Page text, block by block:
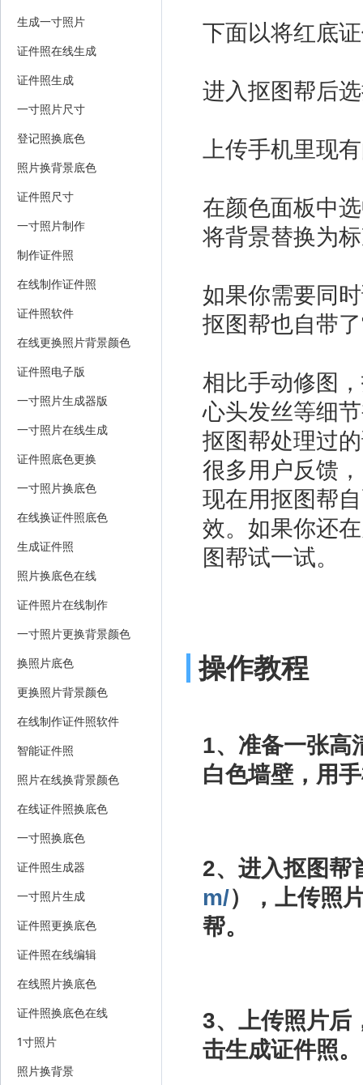
生成一寸照片
证件照在线生成
证件照生成
一寸照片尺寸
登记照换底色
照片换背景底色
证件照尺寸
一寸照片制作
制作证件照
在线制作证件照
证件照软件
在线更换照片背景颜色
证件照电子版
一寸照片生成器版
一寸照片在线生成
证件照底色更换
一寸照片换底色
在线换证件照底色
生成证件照
照片换底色在线
证件照片在线制作
一寸照片更换背景颜色
换照片底色
更换照片背景颜色
在线制作证件照软件
智能证件照
照片在线换背景颜色
在线证件照换底色
一寸照换底色
证件照生成器
一寸照片生成
证件照更换底色
证件照在线编辑
在线照片换底色
证件照换底色在线
1寸照片
照片换背景
下面以将红底
进入抠图帮后
上传手机里现
在颜色面板中
将背景替换为
如果你需要同
抠图帮也自带
相比手动修图
心头发丝等细
抠图帮处理过
很多用户反馈
现在用抠图帮
效。如果你还
图帮试一试。
操作教程
1、准备一张高
白色墙壁，用
2、进入抠图帮
m/），上传照
帮。
3、上传照片后
击生成证件照。